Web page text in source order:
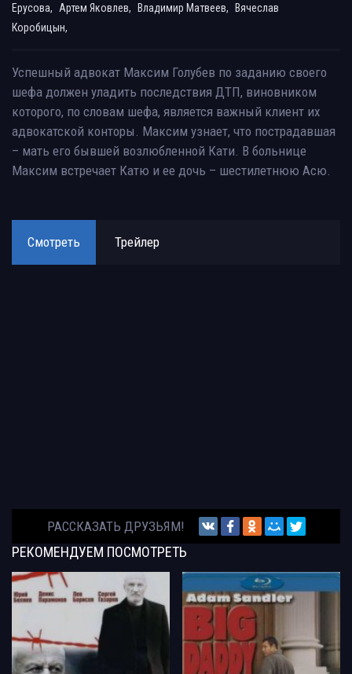
Ерусова,
Артем Яковлев, Владимир Матвеев,
Вячеслав
Коробицын,
Успешный адвокат Максим Голубев по заданию своего
шефа должен уладить последствия ДТП, виновником
которого, по словам шефа, является важный клиент их
адвокатской конторы. Максим узнает, что пострадавшая
– мать его бывшей возлюбленной Кати. В больнице
Максим встречает Катю и ее дочь – шестилетнюю Асю.
Смотреть Трейлер
РАССКАЗАТЬ ДРУЗЬЯМ!
РЕКОМЕНДУЕМ ПОСМОТРЕТЬ